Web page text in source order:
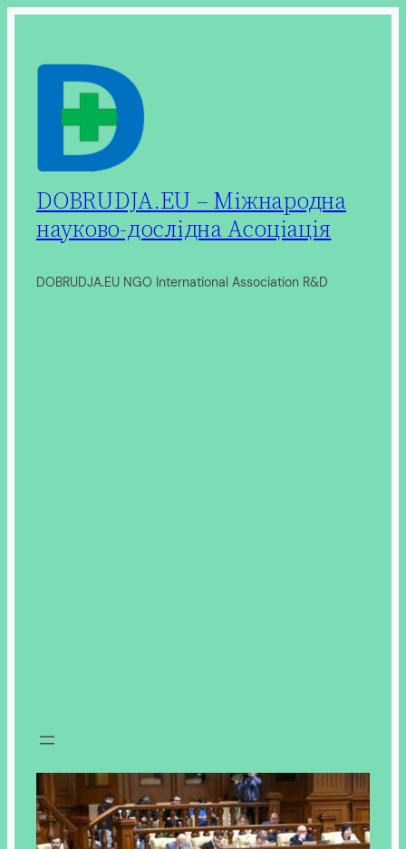
вмісту
DOBRUDJA.EU – Міжнародна
науково-дослідна Асоціація
DOBRUDJA.EU NGO International Association R&D